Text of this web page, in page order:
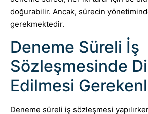
doğurabilir. Ancak, sürecin
gerekmektedir.
Deneme Süreli İş
Sözleşmesinde
Edilmesi
Deneme süreli iş sözleşmesi